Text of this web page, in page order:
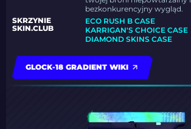
bezkonkurencyjny wygląd.
SKRZYNIE
SKIN.CLUB
ECO RUSH B CASE
KARRIGAN'S CHOICE CASE
DIAMOND SKINS CASE
GLOCK-18 GRADIENT WIKI